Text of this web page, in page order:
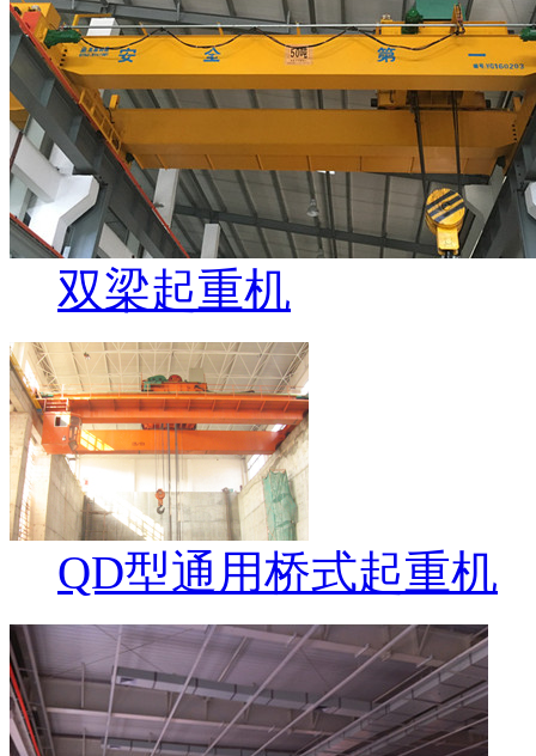
双梁起重机
QD型通用桥式起重机